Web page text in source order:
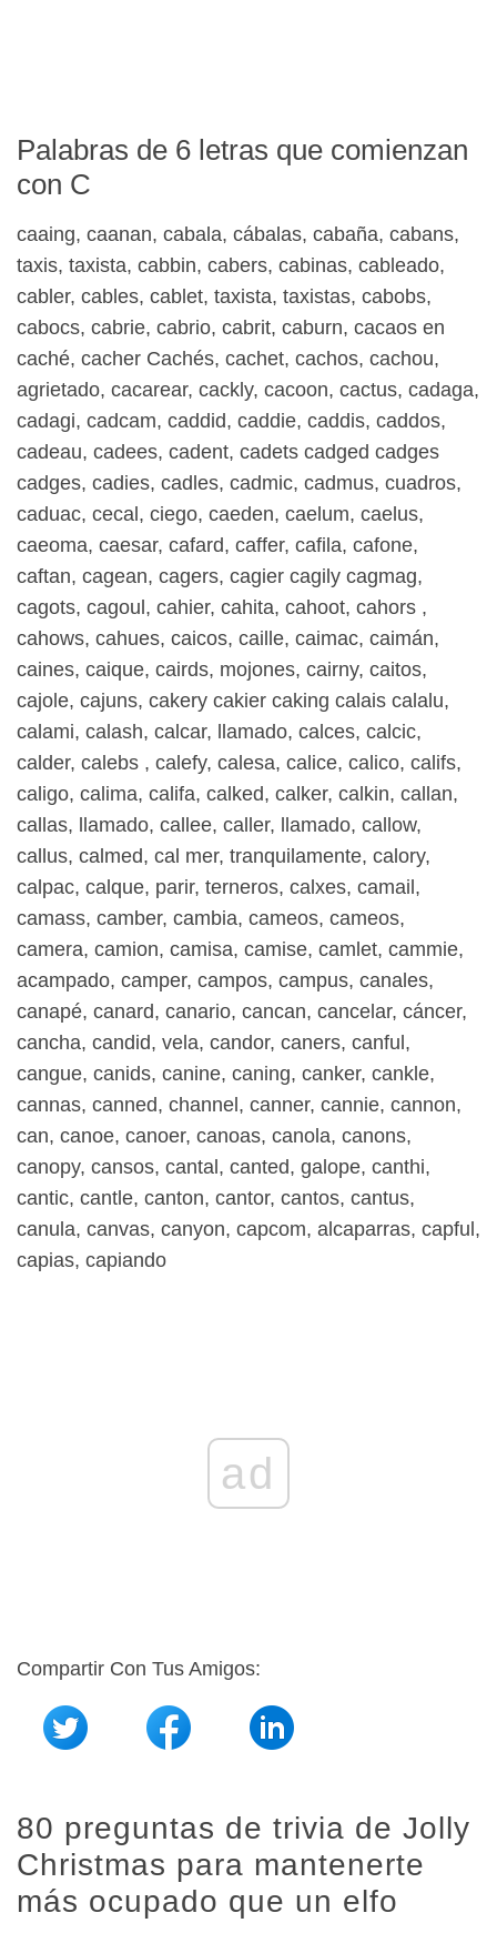
Palabras de 6 letras que comienzan
con C
caaing, caanan, cabala, cábalas, cabaña, cabans,
taxis, taxista, cabbin, cabers, cabinas, cableado,
cabler, cables, cablet, taxista, taxistas, cabobs,
cabocs, cabrie, cabrio, cabrit, caburn, cacaos en
caché, cacher Cachés, cachet, cachos, cachou,
agrietado, cacarear, cackly, cacoon, cactus, cadaga,
cadagi, cadcam, caddid, caddie, caddis, caddos,
cadeau, cadees, cadent, cadets cadged cadges
cadges, cadies, cadles, cadmic, cadmus, cuadros,
caduac, cecal, ciego, caeden, caelum, caelus,
caeoma, caesar, cafard, caffer, cafila, cafone,
caftan, cagean, cagers, cagier cagily cagmag,
cagots, cagoul, cahier, cahita, cahoot, cahors ,
cahows, cahues, caicos, caille, caimac, caimán,
caines, caique, cairds, mojones, cairny, caitos,
cajole, cajuns, cakery cakier caking calais calalu,
calami, calash, calcar, llamado, calces, calcic,
calder, calebs , calefy, calesa, calice, calico, califs,
caligo, calima, califa, calked, calker, calkin, callan,
callas, llamado, callee, caller, llamado, callow,
callus, calmed, cal mer, tranquilamente, calory,
calpac, calque, parir, terneros, calxes, camail,
camass, camber, cambia, cameos, cameos,
camera, camion, camisa, camise, camlet, cammie,
acampado, camper, campos, campus, canales,
canapé, canard, canario, cancan, cancelar, cáncer,
cancha, candid, vela, candor, caners, canful,
cangue, canids, canine, caning, canker, cankle,
cannas, canned, channel, canner, cannie, cannon,
can, canoe, canoer, canoas, canola, canons,
canopy, cansos, cantal, canted, galope, canthi,
cantic, cantle, canton, cantor, cantos, cantus,
canula, canvas, canyon, capcom, alcaparras, capful,
capias, capiando
ad
Compartir Con Tus Amigos:
80 preguntas de trivia de Jolly
Christmas para mantenerte
más ocupado que un elfo